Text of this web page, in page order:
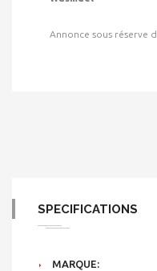
Annonce sous réserve
SPECIFICATIONS
MARQUE: